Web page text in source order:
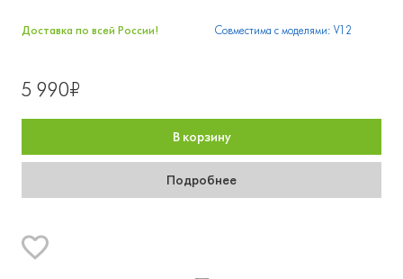
Доставка по всей России! Совместима с моделями: V12
5 990₽
В корзину
Подробнее